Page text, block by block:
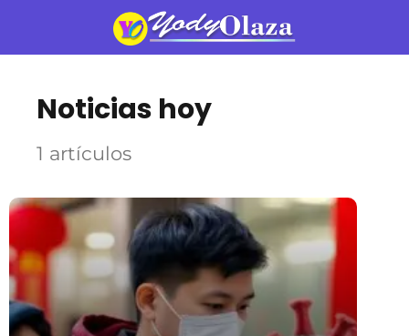
Noticias hoy
1 artículos